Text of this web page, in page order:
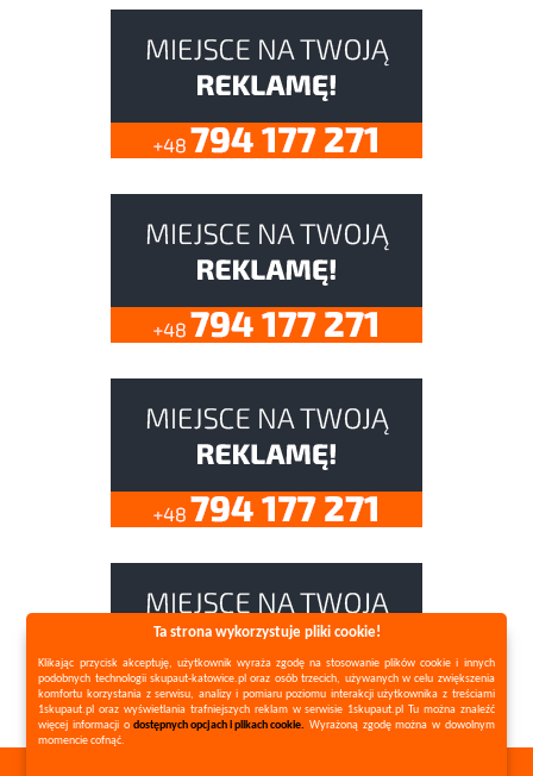
Ta strona wykorzystuje pliki cookie!
Klikając przycisk akceptuję, użytkownik wyraża zgodę na stosowanie plików cookie i innych
podobnych technologii skupaut-katowice.pl oraz osób trzecich, używanych w celu zwiększenia
komfortu korzystania z serwisu, analizy i pomiaru poziomu interakcji użytkownika z treściami
1skupaut.pl oraz wyświetlania trafniejszych reklam w serwisie 1skupaut.pl Tu można znaleźć
więcej informacji odostępnych opcjach i plikach cookie. Wyrażoną zgodę można w dowolnym
momencie cofnąć.